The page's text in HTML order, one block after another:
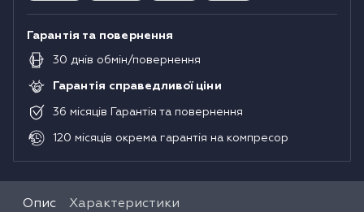
Гарантія та повернення
30 днів обмін/повернення
Гарантія справедливої ціни
36 місяців Гарантія та повернення
120 місяців окрема гарантія на компресор
Опис Характеристики